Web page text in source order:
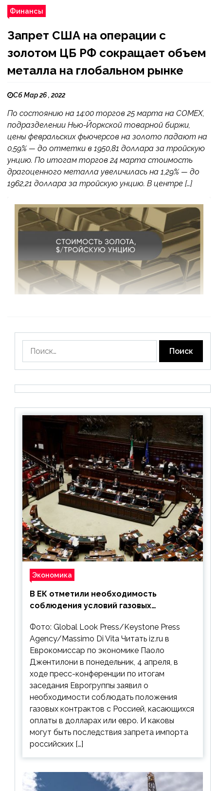
Финансы
Запрет США на операции с
золотом ЦБ РФ сокращает объем
металла на глобальном рынке
Сб Мар 26 , 2022
По состоянию на 14:00 торгов 25 марта на COMEX,
подразделении Нью-Йоркской товарной биржи,
цены февральских фьючерсов на золото падают на
0,59% — до отметки в 1950,81 доллара за тройскую
унцию. По итогам торгов 24 марта стоимость
драгоценного металла увеличилась на 1,29% — до
1962,21 доллара за тройскую унцию. В центре […]
Экономика
В ЕК отметили необходимость
соблюдения условий газовых
Фото: Global Look Press/Keystone Press
Agency/Massimo Di Vita Читать iz.ru в
Еврокомиссар по экономике Паоло
Джентилони в понедельник, 4 апреля, в
ходе пресс-конференции по итогам
заседания Еврогруппы заявил о
необходимости соблюдать положения
газовых контрактов с Россией, касающихся
оплаты в долларах или евро. И каковы
могут быть последствия запрета импорта
российских […]